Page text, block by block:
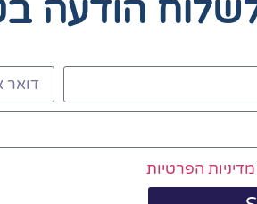
הודעה
מדיניות הפרטיות